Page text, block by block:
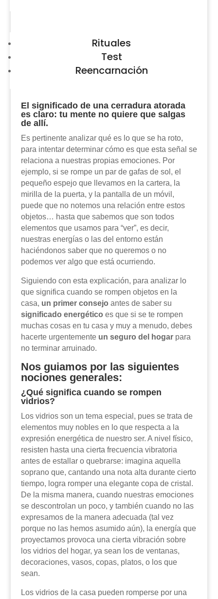
Rituales
Test
Reencarnación
El significado de una cerradura atorada
es claro: tu mente no quiere que salgas
de allí.
Es pertinente analizar qué es lo que se ha roto,
para intentar determinar cómo es que esta señal se
relaciona a nuestras propias emociones. Por
ejemplo, si se rompe un par de gafas de sol, el
pequeño espejo que llevamos en la cartera, la
mirilla de la puerta, y la pantalla de un móvil,
puede que no notemos una relación entre estos
objetos… hasta que sabemos que son todos
elementos que usamos para “ver”, es decir,
nuestras energías o las del entorno están
haciéndonos saber que no queremos o no
podemos ver algo que está ocurriendo.
Siguiendo con esta explicación, para analizar lo
que significa cuando se rompen objetos en la
casa, un primer consejo antes de saber su
significado energético es que si se te rompen
muchas cosas en tu casa y muy a menudo, debes
hacerte urgentemente un seguro del hogarpara
no terminar arruinado.
Nos guiamos por las siguientes
nociones generales:
¿Qué significa cuando se rompen
vidrios?
Los vidrios son un tema especial, pues se trata de
elementos muy nobles en lo que respecta a la
expresión energética de nuestro ser. A nivel físico,
resisten hasta una cierta frecuencia vibratoria
antes de estallar o quebrarse: imagina aquella
soprano que, cantando una nota alta durante cierto
tiempo, logra romper una elegante copa de cristal.
De la misma manera, cuando nuestras emociones
se descontrolan un poco, y también cuando no las
expresamos de la manera adecuada (tal vez
porque no las hemos asumido aún), la energía que
proyectamos provoca una cierta vibración sobre
los vidrios del hogar, ya sean los de ventanas,
decoraciones, vasos, copas, platos, o los que
sean.
Los vidrios de la casa pueden romperse por una